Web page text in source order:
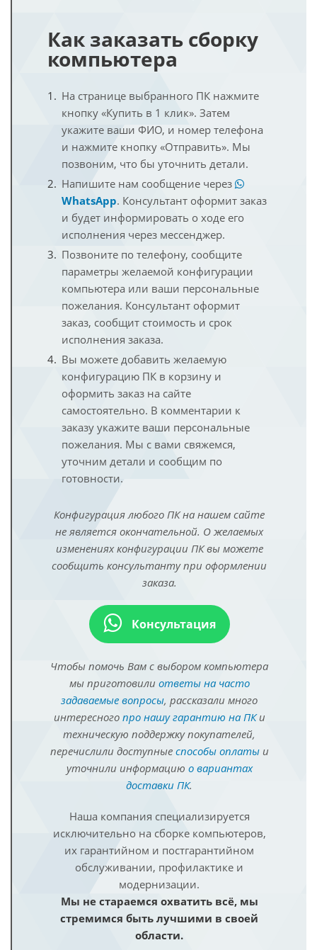
Как заказать сборку
компьютера
На странице выбранного ПК нажмите
кнопку «Купить в 1 клик». Затем
укажите ваши ФИО, и номер телефона
и нажмите кнопку «Отправить». Мы
позвоним, что бы уточнить детали.
Напишите нам сообщение через
WhatsApp. Консультант оформит заказ
и будет информировать о ходе его
исполнения через мессенджер.
Позвоните по телефону, сообщите
параметры желаемой конфигурации
компьютера или ваши персональные
пожелания. Консультант оформит
заказ, сообщит стоимость и срок
исполнения заказа.
Вы можете добавить желаемую
конфигурацию ПК в корзину и
оформить заказ на сайте
самостоятельно. В комментарии к
заказу укажите ваши персональные
пожелания. Мы с вами свяжемся,
уточним детали и сообщим по
готовности.
Конфигурация любого ПК на нашем сайте
не является окончательной. О желаемых
изменениях конфигурации ПК вы можете
сообщить консультанту при оформлении
заказа.
Консультация
Чтобы помочь Вам с выбором компьютера
мы приготовили ответы на часто
задаваемые вопросы, рассказали много
интересного про нашу гарантию на ПКи
техническую поддержку покупателей,
перечислили доступные способы оплатыи
уточнили информацию о вариантах
доставки ПК.
Наша компания специализируется
исключительно на сборке компьютеров,
их гарантийном и постгарантийном
обслуживании, профилактике и
модернизации.
Мы не стараемся охватить всё, мы
стремимся быть лучшими в своей
области.